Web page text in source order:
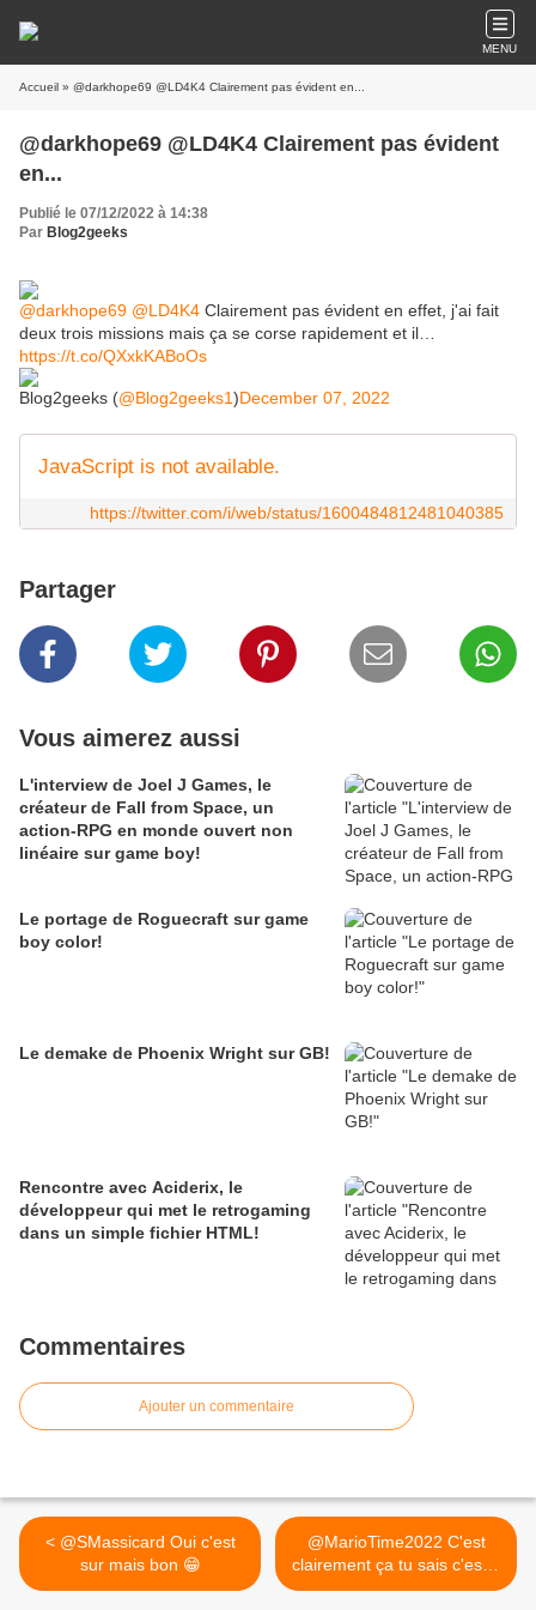
MENU
Accueil » @darkhope69 @LD4K4 Clairement pas évident en...
@darkhope69 @LD4K4 Clairement pas évident
en...
Publié le 07/12/2022 à 14:38
Par Blog2geeks
@darkhope69 @LD4K4 Clairement pas évident en effet, j'ai fait
deux trois missions mais ça se corse rapidement et il…
https://t.co/QXxkKABoOs
Blog2geeks (@Blog2geeks1)December 07, 2022
JavaScript is not available.
https://twitter.com/i/web/status/1600484812481040385
Partager
Vous aimerez aussi
L'interview de Joel J Games, le
créateur de Fall from Space, un
action-RPG en monde ouvert non
linéaire sur game boy!
Le portage de Roguecraft sur game
boy color!
Le demake de Phoenix Wright sur GB!
Rencontre avec Aciderix, le
développeur qui met le retrogaming
dans un simple fichier HTML!
Commentaires
Ajouter un commentaire
< @SMassicard Oui c'est
sur mais bon 😁
@MarioTime2022 C'est
clairement ça tu sais c'est...
>